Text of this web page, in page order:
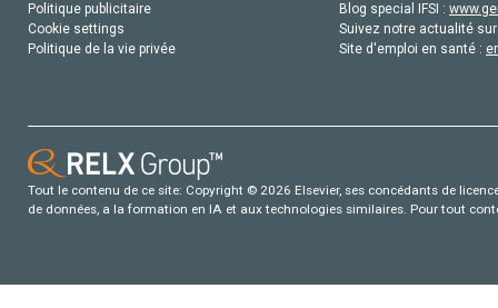
Politique publicitaire
Cookie settings
Politique de la vie privée
Blog special IFSI :
Suivez notre actualité
Site d'emploi en santé :
Tout le contenu de ce site: Copyright © 2026 Elsevier, ses concédants de
de données, a la formation en IA et aux technologies similaires. Pour tout